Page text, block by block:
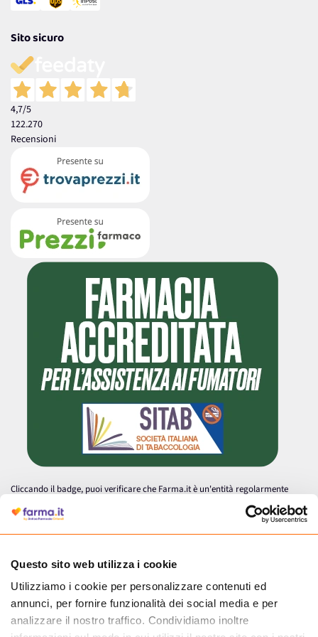
Questo sito web utilizza i cookie
Utilizziamo i cookie per personalizzare contenuti ed
annunci, per fornire funzionalità dei social media e per
analizzare il nostro traffico. Condividiamo inoltre
Sito sicuro
4,7/5
122.270
Recensioni
Cliccando il badge, puoi verificare che Farma.it è un'entità regolarmente
autorizzata dal Ministero della Salute a effettuare la vendita online di
medicinali.